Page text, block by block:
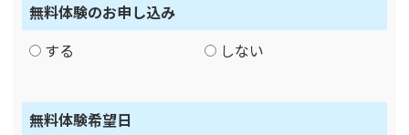
無料体験のお申し込み
する
しない
無料体験希望日